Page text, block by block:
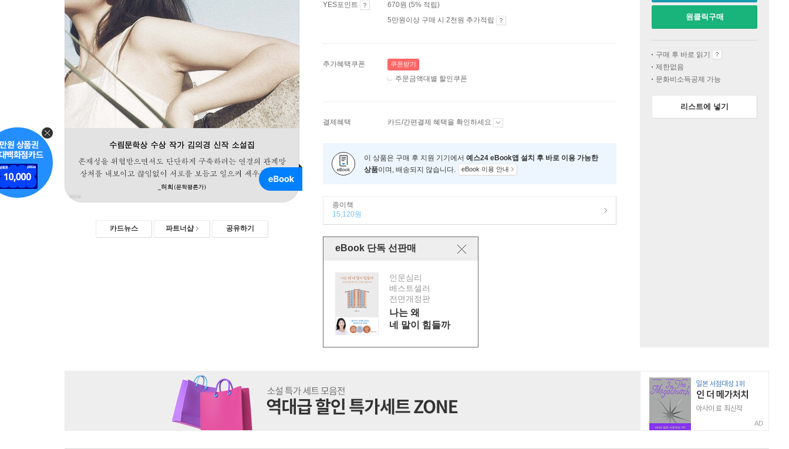
카드뉴스 파트너샵 공유하기
YES포인트
670원 (5% 적립)
5만원이상 구매 시 2천원 추가적립
추가혜택쿠폰 쿠폰받기
주문금액대별 할인쿠폰
결제혜택 카드/간편결제 혜택을 확인하세요
이 상품은 구매 후 지원 기기에서 예스24 eBook앱 설치 후 바로 이용 가능한
상품이며, 배송되지 않습니다. eBook 이용 안내
종이책
15,120원
eBook 단독 선판매
인문심리
베스트셀러
전면개정판
나는 왜
네 말이 힘들까
원클릭구매
구매 후 바로 읽기
제한없음
문화비소득공제 가능
리스트에 넣기
AD